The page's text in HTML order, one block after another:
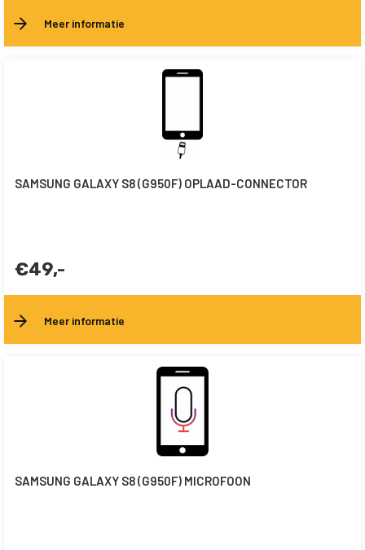
Meer informatie
SAMSUNG GALAXY S8 (G950F) OPLAAD-CONNECTOR
€49,-
Meer informatie
SAMSUNG GALAXY S8 (G950F) MICROFOON